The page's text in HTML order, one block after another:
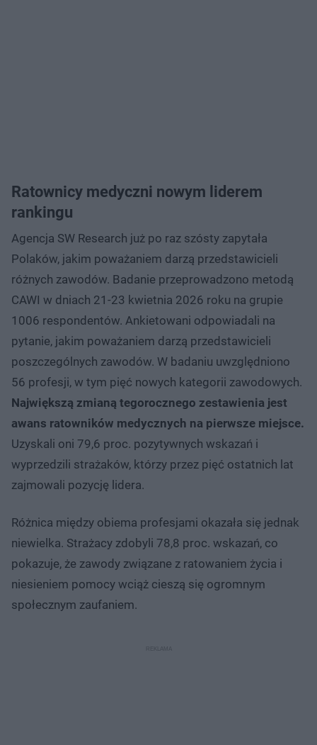
Ratownicy medyczni nowym liderem
rankingu
Agencja SW Research już po raz szósty zapytała
Polaków, jakim poważaniem darzą przedstawicieli
różnych zawodów. Badanie przeprowadzono metodą
CAWI w dniach 21-23 kwietnia 2026 roku na grupie
1006 respondentów. Ankietowani odpowiadali na
pytanie, jakim poważaniem darzą przedstawicieli
poszczególnych zawodów. W badaniu uwzględniono
56 profesji, w tym pięć nowych kategorii zawodowych.
Największą zmianą tegorocznego zestawienia jest
awans ratowników medycznych na pierwsze miejsce.
Uzyskali oni 79,6 proc. pozytywnych wskazań i
wyprzedzili strażaków, którzy przez pięć ostatnich lat
zajmowali pozycję lidera.
Różnica między obiema profesjami okazała się jednak
niewielka. Strażacy zdobyli 78,8 proc. wskazań, co
pokazuje, że zawody związane z ratowaniem życia i
niesieniem pomocy wciąż cieszą się ogromnym
społecznym zaufaniem.